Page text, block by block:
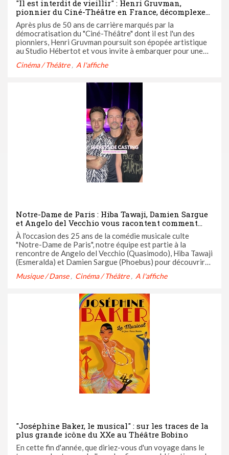
"Il est interdit de vieillir" : Henri Gruvman,
pionnier du Ciné-Théâtre en France, décomplexe
l'âge au Studio Hébertot.
Après plus de 50 ans de carrière marqués par la
démocratisation du "Ciné-Théâtre" dont il est l'un des
pionniers, Henri Gruvman poursuit son épopée artistique
au Studio Hébertot et vous invite à embarquer pour une
une pièce à retrouver jusqu'au 7 février.
Cinéma / Théâtre A l'affiche
Notre-Dame de Paris : Hiba Tawaji, Damien Sargue
et Angelo del Vecchio vous racontent comment
s'est déroulé le casting pour la comédie musicale
À l'occasion des 25 ans de la comédie musicale culte
"Notre-Dame de Paris", notre équipe est partie à la
rencontre de Angelo del Vecchio (Quasimodo), Hiba Tawaji
(Esmeralda) et Damien Sargue (Phoebus) pour découvrir
pour la réussite des vôtres.
Musique / Danse Cinéma / Théâtre A l'affiche
"Joséphine Baker, le musical" : sur les traces de la
plus grande icône du XXe au Théâtre Bobino
En cette fin d'année, que diriez-vous d'un voyage dans le